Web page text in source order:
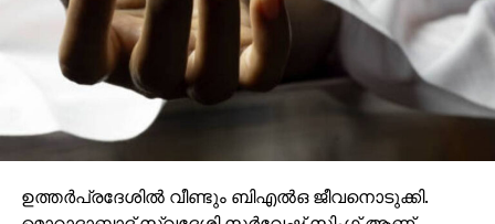
ഉത്തര്‍പ്രദേശില്‍ വീണ്ടും ബിഎല്‍ഒ ജീവനൊടുക്കി.